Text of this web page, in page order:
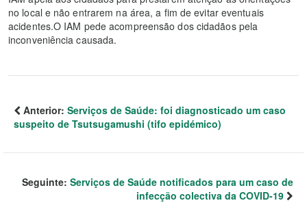
no local e não entrarem na área, a fim de evitar eventuais
acidentes.O IAM pede acompreensão dos cidadãos pela
inconveniência causada.
Anterior: Serviços de Saúde: foi diagnosticado um caso
suspeito de Tsutsugamushi (tifo epidémico)
Seguinte: Serviços de Saúde notificados para um caso de
infecção colectiva da COVID-19